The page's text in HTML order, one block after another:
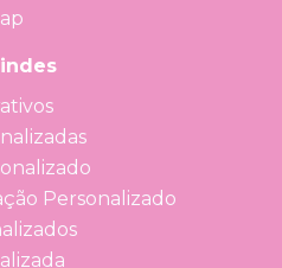
Personalizado